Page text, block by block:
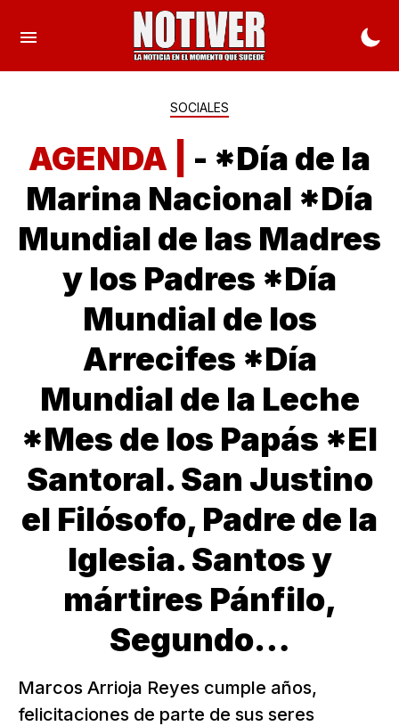
SOCIALES
AGENDA | - *Día de la
Marina Nacional *Día
Mundial de las Madres
y los Padres *Día
Mundial de los
Arrecifes *Día
Mundial de la Leche
*Mes de los Papás *El
Santoral. San Justino
el Filósofo, Padre de la
Iglesia. Santos y
mártires Pánfilo,
Segundo…
Marcos Arrioja Reyes cumple años,
felicitaciones de parte de sus seres